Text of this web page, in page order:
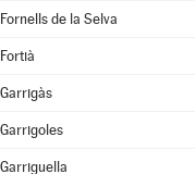
Fornells de la Selva
Fortià
Garrigàs
Garrigoles
Garriguella